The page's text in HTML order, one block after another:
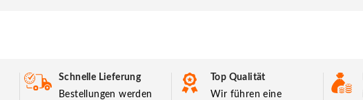
Schnelle Lieferung
Bestellungen werden
Top Qualität
Wir führen eine